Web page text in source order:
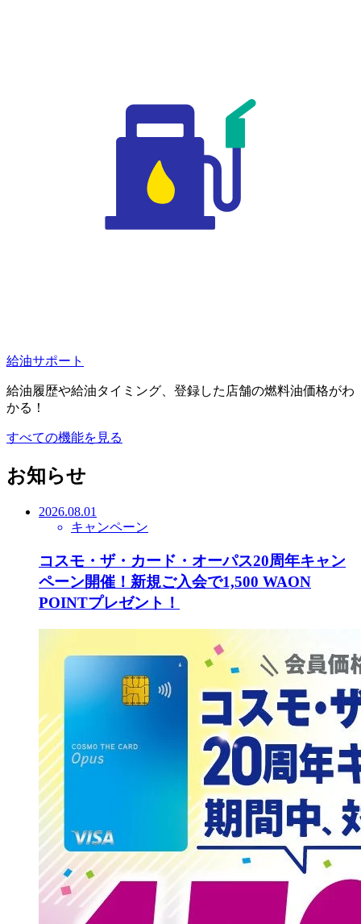
給油サポート
給油履歴や給油タイミング、登録した店舗の燃料油価格がわ
かる！
すべての機能を見る
お知らせ
2026.08.01
キャンペーン
コスモ・ザ・カード・オーパス20周年キャン
ペーン開催！新規ご入会で1,500 WAON
POINTプレゼント！